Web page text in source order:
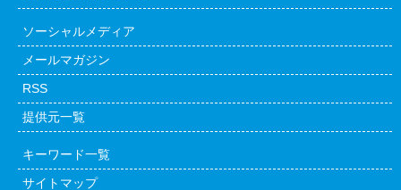
ソーシャルメディア
メールマガジン
RSS
提供元一覧
キーワード一覧
サイトマップ